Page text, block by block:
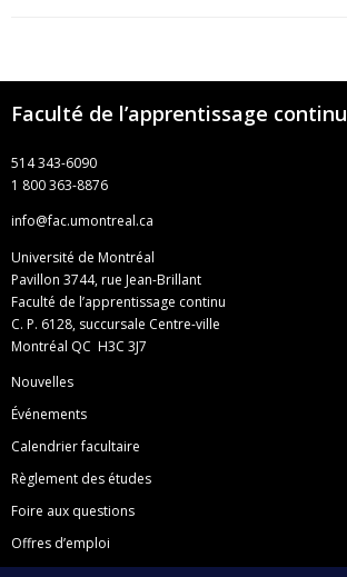
Faculté de l’apprentissage continu
514 343-6090
1 800 363-8876
info@fac.umontreal.ca
Université de Montréal
Pavillon 3744, rue Jean-Brillant
Faculté de l’apprentissage continu
C. P. 6128, succursale Centre-ville
Montréal QC H3C 3J7
Nouvelles
Événements
Calendrier facultaire
Règlement des études
Foire aux questions
Offres d’emploi